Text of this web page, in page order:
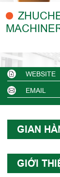
WEBSITE
EMAIL
GIAN
GIỚI